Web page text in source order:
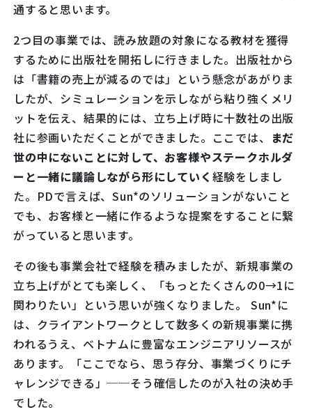
通すると思います。
2つ目の事業では、読み放題の対象になる教材を獲得
するために出版社を開拓しに行きました。出版社から
は「書籍の売上が減るのでは」という懸念があがりま
したが、シミュレーションを示しながら粘り強くメリ
ットを伝え、結果的には、立ち上げ時に十数社の出版
社に参画いただくことができました。ここでは、 まだ
世の中にないことに対して、お客様やステークホルダ
ーと一緒に議論しながら形にしていく 経験をしまし
た。PDで言えば、Sun*のソリューションがないこと
でも、お客様と一緒に作るような提案をすることに繋
がっていると思います。
その後も事業会社で経験を積みましたが、新規事業の
立ち上げがとても楽しく、「もっとたくさんの0→1に
関わりたい」という思いが強くなりました。 Sun*に
は、クライアントワークとして数多くの新規事業に携
われるうえ、ベトナムに豊富なエンジニアリソースが
あります。「ここでなら、思う存分、事業づくりにチ
ャレンジできる」──そう確信したのが入社の決め手
でした。